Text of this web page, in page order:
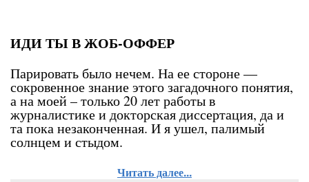
ИДИ ТЫ В ЖОБ-ОФФЕР
Парировать было нечем. На ее стороне —
сокровенное знание этого загадочного понятия,
а на моей – только 20 лет работы в
журналистике и докторская диссертация, да и
та пока незаконченная. И я ушел, палимый
солнцем и стыдом.
Читать далее...